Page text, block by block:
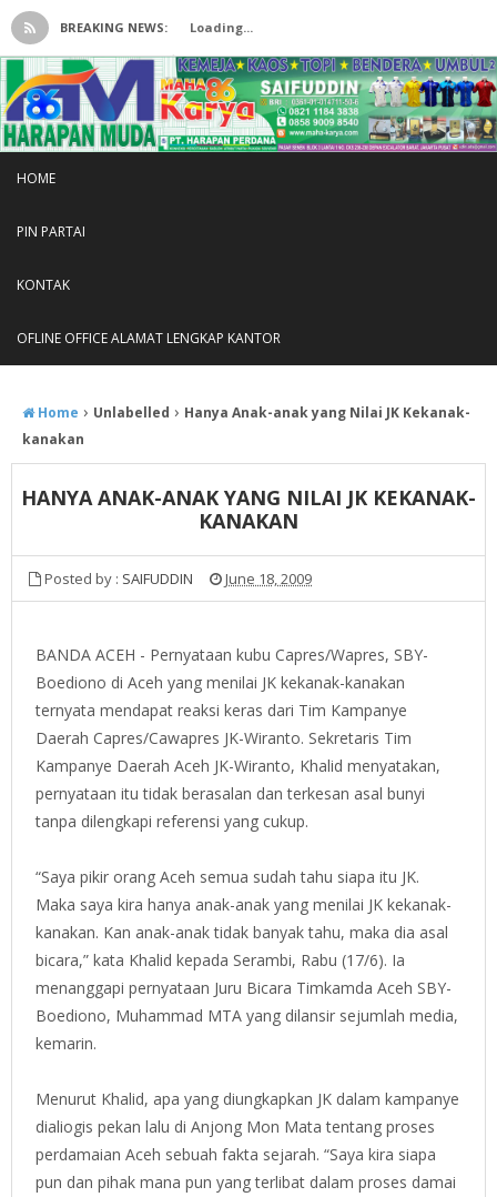
BREAKING NEWS: Loading...
HOME
PIN PARTAI
KONTAK
OFLINE OFFICE ALAMAT LENGKAP KANTOR
Home › Unlabelled › Hanya Anak-anak yang Nilai JK Kekanak-
kanakan
HANYA ANAK-ANAK YANG NILAI JK KEKANAK-
KANAKAN
Posted by : SAIFUDDIN June 18, 2009
BANDA ACEH - Pernyataan kubu Capres/Wapres, SBY-
Boediono di Aceh yang menilai JK kekanak-kanakan
ternyata mendapat reaksi keras dari Tim Kampanye
Daerah Capres/Cawapres JK-Wiranto. Sekretaris Tim
Kampanye Daerah Aceh JK-Wiranto, Khalid menyatakan,
pernyataan itu tidak berasalan dan terkesan asal bunyi
tanpa dilengkapi referensi yang cukup.
“Saya pikir orang Aceh semua sudah tahu siapa itu JK.
Maka saya kira hanya anak-anak yang menilai JK kekanak-
kanakan. Kan anak-anak tidak banyak tahu, maka dia asal
bicara,” kata Khalid kepada Serambi, Rabu (17/6). Ia
menanggapi pernyataan Juru Bicara Timkamda Aceh SBY-
Boediono, Muhammad MTA yang dilansir sejumlah media,
kemarin.
Menurut Khalid, apa yang diungkapkan JK dalam kampanye
dialiogis pekan lalu di Anjong Mon Mata tentang proses
perdamaian Aceh sebuah fakta sejarah. “Saya kira siapa
pun dan pihak mana pun yang terlibat dalam proses damai